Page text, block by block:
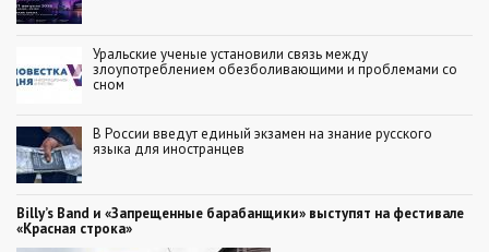
Уральские ученые установили связь между
злоупотреблением обезболивающими и проблемами со
сном
В России введут единый экзамен на знание русского
языка для иностранцев
Billy’s Band и «Запрещенные барабанщики» выступят на фестивале
«Красная строка»